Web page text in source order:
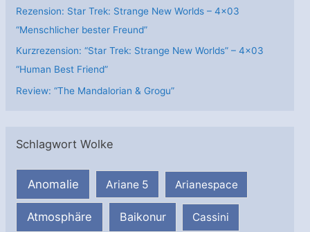
Rezension: Star Trek: Strange New Worlds – 4×03
“Menschlicher bester Freund”
Kurzrezension: “Star Trek: Strange New Worlds” – 4×03
“Human Best Friend”
Review: “The Mandalorian & Grogu”
Schlagwort Wolke
Anomalie Ariane 5 Arianespace
Atmosphäre Baikonur Cassini